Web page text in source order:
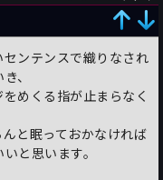
ンテンスで織りなされ
、
めくる指が止まらなく
と眠っておかなければ
と思います。